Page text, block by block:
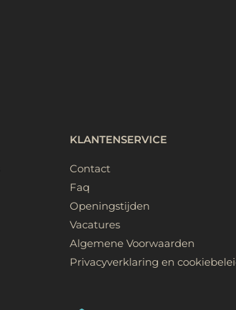
KLANTENSERVICE
Contact
Faq
Openingstijden
Vacatures
Algemene Voorwaarden
Privacyverklaring en